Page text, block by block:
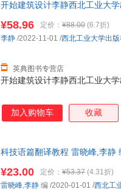
开始建筑设计李静西北工业大学
开始建筑设计李静西北工业大学
¥58.96 定价： ¥88.00 (6.7折)
英典图书专营店
李静 /2022-11-01 /西北工业大学出
加入购物车 收藏
科技语篇翻译教程 雷晓峰,李静
¥23.00 定价： ¥53.37 (4.31折)
雷晓峰,李静 编 /2020-01-01 /西北工